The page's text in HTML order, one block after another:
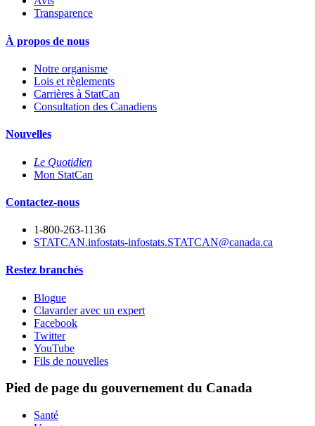
Transparence
À propos de nous
Notre organisme
Lois et règlements
Carrières à StatCan
Consultation des Canadiens
Nouvelles
Le Quotidien
Mon StatCan
Contactez-nous
1-800-263-1136
STATCAN.infostats-infostats.STATCAN@canada.ca
Restez branchés
Blogue
Clavarder avec un expert
Facebook
Twitter
YouTube
Fils de nouvelles
Pied de page du gouvernement du Canada
Santé